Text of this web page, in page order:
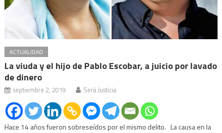
ACTUALIDAD
La viuda y el hijo de Pablo Escobar, a juicio por lavado
de dinero
septiembre 2, 2019 Será Justicia
Hace 14 años fueron sobreseídos por el mismo delito. La causa en la